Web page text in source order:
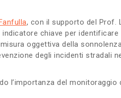
, con il supporto del Prof.
chiave per identificare
oggettiva della
degli incidenti stradali
l’importanza del monitoraggio